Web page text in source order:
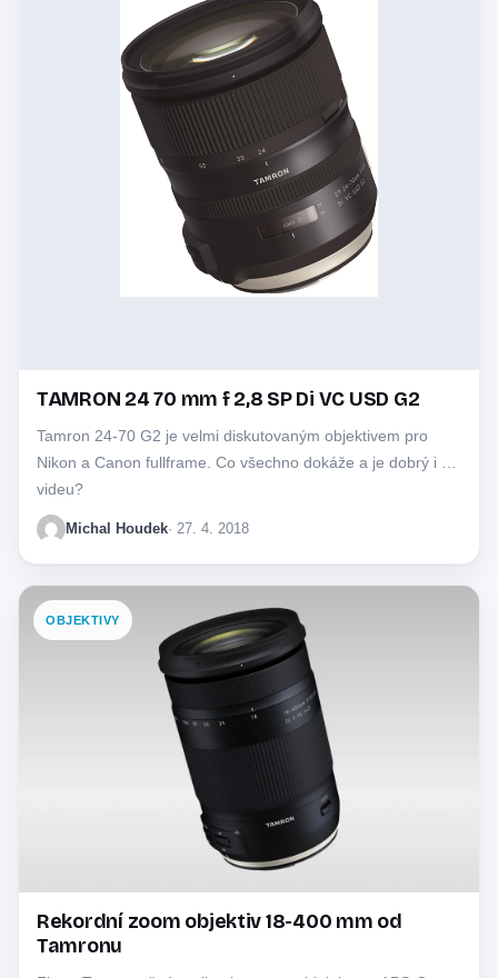
TAMRON 24 70 mm f 2,8 SP Di VC USD G2
Tamron 24-70 G2 je velmi diskutovaným objektivem pro
Nikon a Canon fullframe. Co všechno dokáže a je dobrý i ve
videu?
Michal Houdek· 27. 4. 2018
OBJEKTIVY
Rekordní zoom objektiv 18-400 mm od
Tamronu